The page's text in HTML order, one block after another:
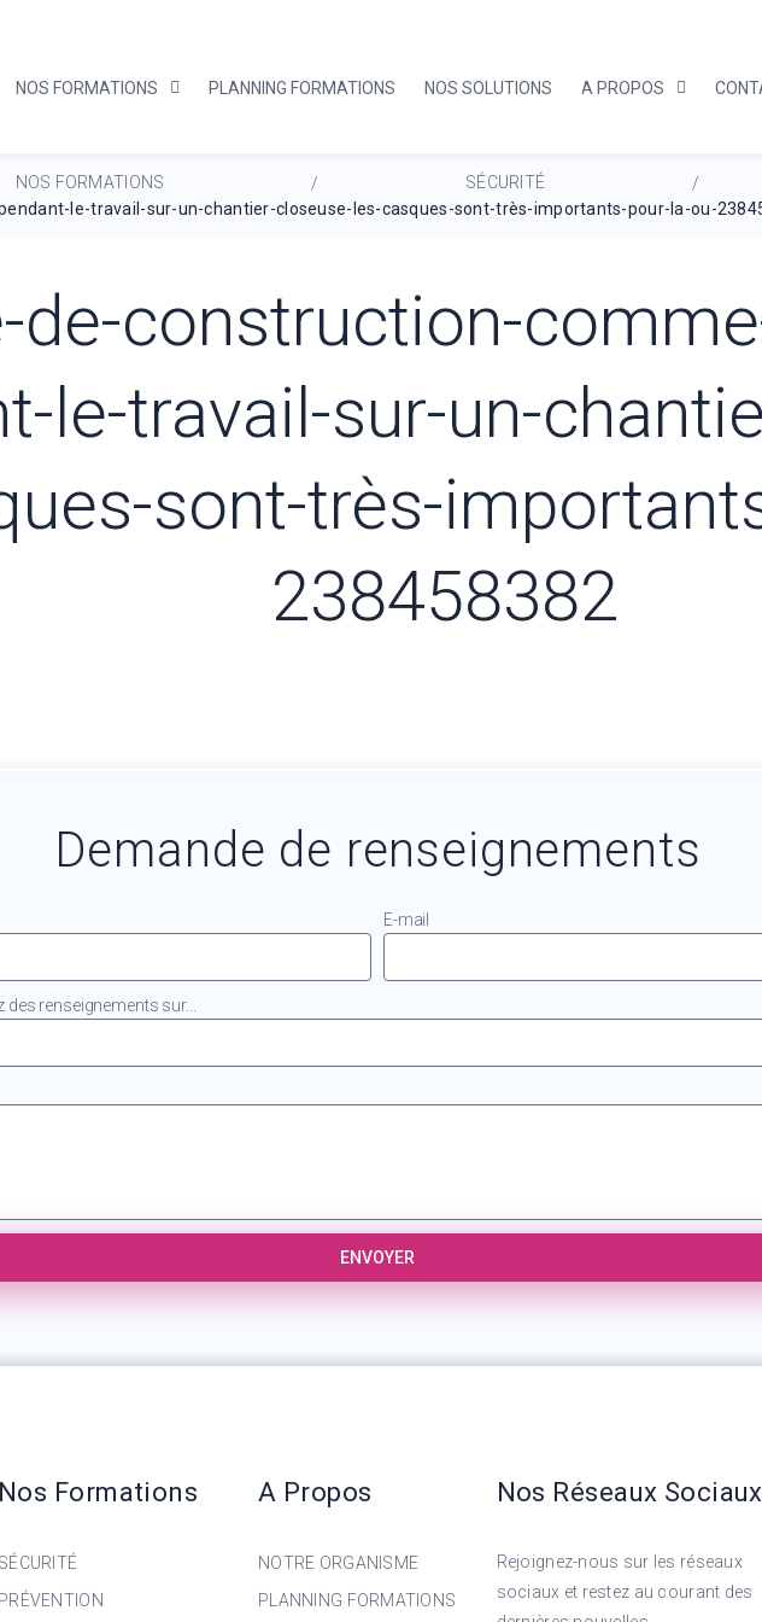
NOS FORMATIONS PLANNING FORMATIONS NOS SOLUTIONS A PROPOS
NOS FORMATIONS / SÉCURITÉ /
le-travail-sur-un-chantier-closeuse-les-casques-sont-très-importants-pour-la-ou-
de-construction-
le-travail-sur-un-
sont-très-
238458382
Demande de renseignements
E-mail
renseignements sur...
ENVOYER
Nos Formations
SÉCURITÉ
PRÉVENTION
A Propos
NOTRE ORGANISME
PLANNING FORMATIONS
Nos Réseaux Sociaux
Rejoignez-nous sur les réseaux
sociaux et restez au courant des